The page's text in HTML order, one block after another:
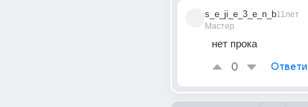
s_e_ji_e_3_e_n_b
Мастер
11лет
нет прока
0